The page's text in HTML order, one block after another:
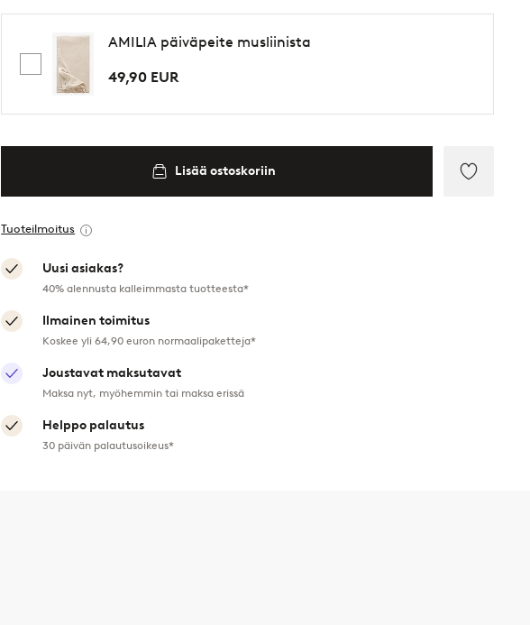
AMILIA päiväpeite musliinista
49,90 EUR
Lisää ostoskoriin
Tuoteilmoitus
Uusi asiakas?
40% alennusta kalleimmasta tuotteesta*
Ilmainen toimitus
Koskee yli 64,90 euron normaalipaketteja*
Joustavat maksutavat
Maksa nyt, myöhemmin tai maksa erissä
Helppo palautus
30 päivän palautusoikeus*